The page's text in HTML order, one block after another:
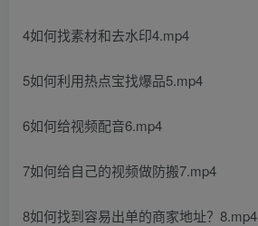
4如何找素材和去水印4.mp4
5如何利用热点宝找爆品5.mp4
6如何给视频配音6.mp4
7如何给自己的视频做防搬7.mp4
8如何找到容易出单的商家地址？8.mp4